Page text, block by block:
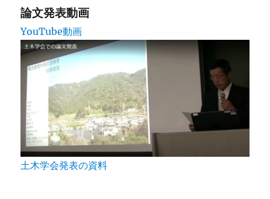
送
り
論文発表動画
YouTube動画
土木学会発表の資料